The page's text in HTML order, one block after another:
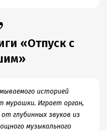
«Отпуск с
историей
мурашки. Играет орган,
глубинных звуков из
музыкального